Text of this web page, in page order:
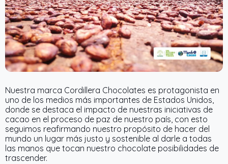
Nuestra marca Cordillera Chocolates es protagonista en
uno de los medios más importantes de Estados Unidos,
donde se destaca el impacto de nuestras iniciativas de
cacao en el proceso de paz de nuestro país, con esto
seguimos reafirmando nuestro propósito de hacer del
mundo un lugar más justo y sostenible al darle a todas
las manos que tocan nuestro chocolate posibilidades de
trascender.